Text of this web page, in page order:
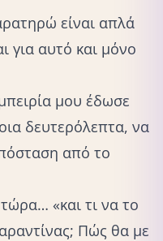
είναι απλά
για αυτό και μόνο
μου έδωσε
δευτερόλεπτα, να
από το
«και τι να το
Πώς θα με